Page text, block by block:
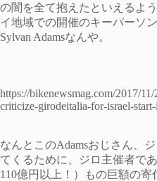
の闇を全て抱えたといえるよ
イ地域での開催のキーパーソ
Sylvan Adamsなんや。
https://bikenewsmag.com/2017/
criticize-girodeitalia-for-israel-
なんとこのAdamsおじさん、
てくるために、ジロ主催者で
110億円以上！）もの巨額の